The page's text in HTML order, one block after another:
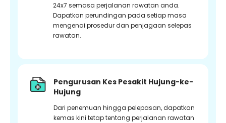
24x7 semasa perjalanan rawatan anda.
Dapatkan perundingan pada setiap masa
mengenai prosedur dan penjagaan selepas
rawatan.
Pengurusan Kes Pesakit Hujung-ke-
Hujung
Dari penemuan hingga pelepasan, dapatkan
kemas kini tetap tentang perjalanan rawatan